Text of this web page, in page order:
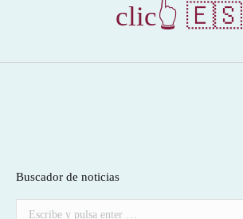
clic👆 🇪🇸
Buscador de noticias